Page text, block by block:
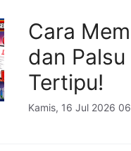
Cara
dan
Tertipu!
Kamis, 16 Jul 2026